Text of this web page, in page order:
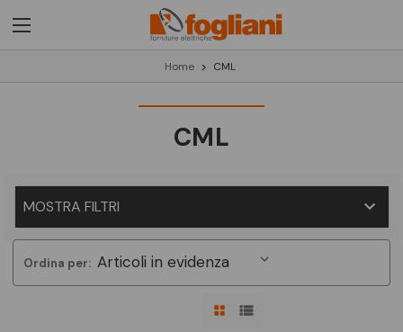
Home CML
CML
MOSTRA FILTRI
Ordina per: